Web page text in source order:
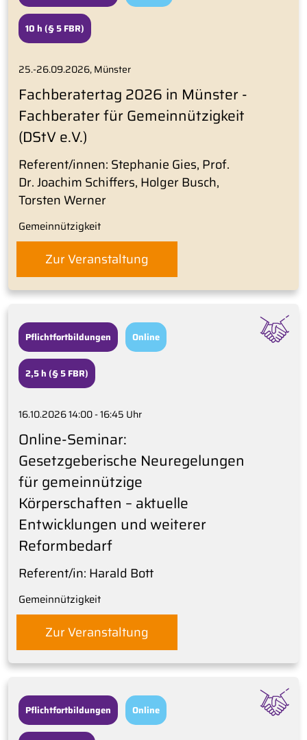
10 h (§ 5 FBR)
25.-26.09.2026, Münster
Fachberatertag 2026 in Münster -
Fachberater für Gemeinnützigkeit
(DStV e.V.)
Referent/innen: Stephanie Gies, Prof.
Dr. Joachim Schiffers, Holger Busch,
Torsten Werner
Gemeinnützigkeit
Zur Veranstaltung
Pflichtfortbildungen Online
2,5 h (§ 5 FBR)
16.10.2026 14:00 - 16:45 Uhr
Online-Seminar:
Gesetzgeberische Neuregelungen
für gemeinnützige
Körperschaften – aktuelle
Entwicklungen und weiterer
Reformbedarf
Referent/in: Harald Bott
Gemeinnützigkeit
Zur Veranstaltung
Pflichtfortbildungen Online